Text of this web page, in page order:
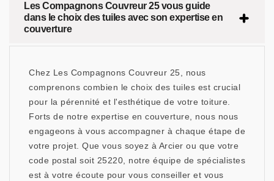
Les Compagnons Couvreur 25 vous guide
dans le choix des tuiles avec son expertise en
couverture
Chez Les Compagnons Couvreur 25, nous
comprenons combien le choix des tuiles est crucial
pour la pérennité et l'esthétique de votre toiture.
Forts de notre expertise en couverture, nous nous
engageons à vous accompagner à chaque étape de
votre projet. Que vous soyez à Arcier ou que votre
code postal soit 25220, notre équipe de spécialistes
est à votre écoute pour vous conseiller et vous